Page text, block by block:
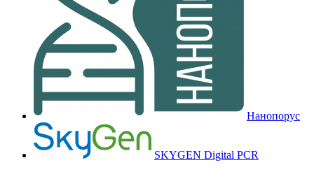
Нанопорус
SKYGEN Digital PCR